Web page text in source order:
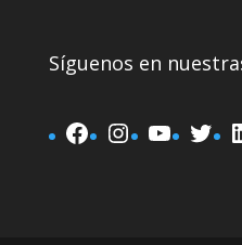
Síguenos en